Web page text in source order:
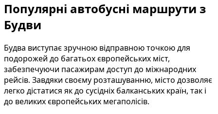
Популярні автобусні маршрути з
Будви
Будва виступає зручною відправною точкою для
подорожей до багатьох європейських міст,
забезпечуючи пасажирам доступ до міжнародних
рейсів. Завдяки своєму розташуванню, місто дозволяє
легко дістатися як до сусідніх балканських країн, так і
до великих європейських мегаполісів.